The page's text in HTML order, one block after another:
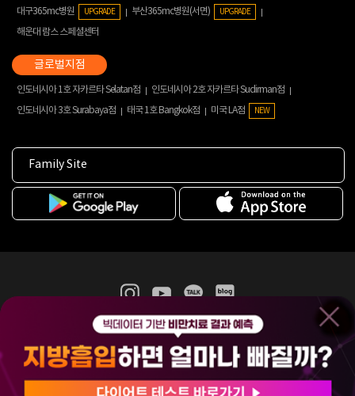
대구365mc병원 UPGRADE 부산365mc병원(서면) UPGRADE
해운대 람스 스페셜센터
인도네시아 1호 자카르타 Selatan점
인도네시아 2호 자카르타 Sudirman점
인도네시아 3호 Surabaya점
태국 1호 Bangkok점 미국 LA점 NEW
Family Site
365mc 병·의원 이용약관
홈페이지 이용약관
비급여진료수가
(주)365mcㅣ서울특별시 서초구 서초대로52길 7, 3~4층(서초동, 제일빌딩)
120-87-04354ㅣ김남철